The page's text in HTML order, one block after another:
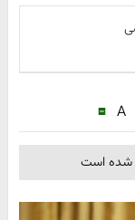
A
شده است